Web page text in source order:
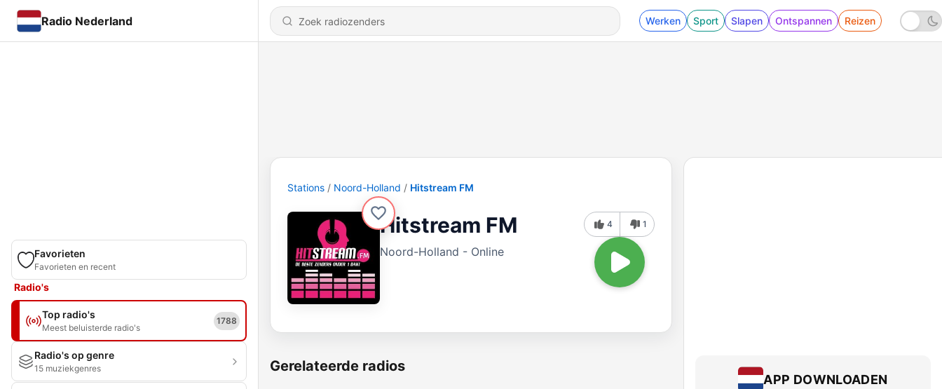
Radio Nederland Werken Sport Slapen Ontspannen Reizen
Favorieten
Favorieten en recent
Radio's
Top radio's
Meest beluisterde radio's
1788
Radio's op genre
15 muziekgenres
Stations Noord-Holland Hitstream FM
Hitstream FM
Noord-Holland - Online
4 1
Gerelateerde radios
APP DOWNLOADEN